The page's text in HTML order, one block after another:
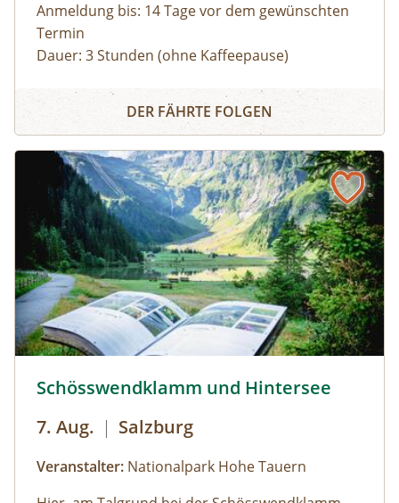
Anmeldung bis: 14 Tage vor dem gewünschten
Termin
Dauer: 3 Stunden (ohne Kaffeepause)
Gesäuse mit Nationalpark Ranger:in – wilde
Natur und besondere Orte.
Gruppen mit eigenem Reisebus
Bus muss gestellt werden. Auf Wunsch ist eine
Kaffeepause im Nationalpark Pavillon
Gstatterboden möglich (nicht im Preis
inkludiert, muss selbst organisiert
werden).Wetterfeste Bekleidung und festes
Schuhwerk für Zwischenstopps ist
empfehlenswert.
Panoramarundfahrt im Nationalpark Gesäuse
DER FÄHRTE FOLGEN
Schösswendklamm und Hintersee
7. Aug. | Salzburg
Veranstalter: Nationalpark Hohe Tauern